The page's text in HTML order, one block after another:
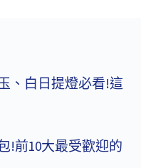
、白日提燈必看!這
!前10大最受歡迎的